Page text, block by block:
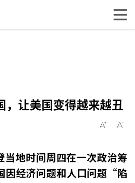
，让美国变得越来越丑
当地时间周四在一次政治筹
因经济问题和人口问题“陷